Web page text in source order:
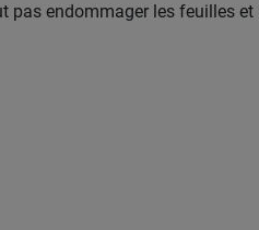
pas endommager les feuilles